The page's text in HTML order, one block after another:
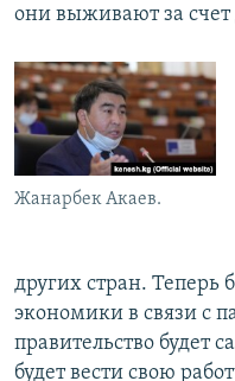
они выживают за счет
Жанарбек Акаев.
других стран. Теперь
экономики в связи с
правительство будет
будет вести свою